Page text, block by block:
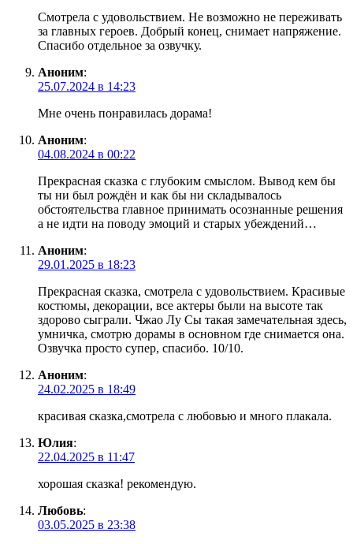
Смотрела с удовольствием. Не возможно не переживать
за главных героев. Добрый конец, снимает напряжение.
Спасибо отдельное за озвучку.
Аноним:
25.07.2024 в 14:23
Мне очень понравилась дорама!
Аноним:
04.08.2024 в 00:22
Прекрасная сказка с глубоким смыслом. Вывод кем бы
ты ни был рождён и как бы ни складывалось
обстоятельства главное принимать осознанные решения
а не идти на поводу эмоций и старых убеждений…
Аноним:
29.01.2025 в 18:23
Прекрасная сказка, смотрела с удовольствием. Красивые
костюмы, декорации, все актеры были на высоте так
здорово сыграли. Чжао Лу Сы такая замечательная здесь,
умничка, смотрю дорамы в основном где снимается она.
Озвучка просто супер, спасибо. 10/10.
Аноним:
24.02.2025 в 18:49
красивая сказка,смотрела с любовью и много плакала.
Юлия:
22.04.2025 в 11:47
хорошая сказка! рекомендую.
Любовь:
03.05.2025 в 23:38